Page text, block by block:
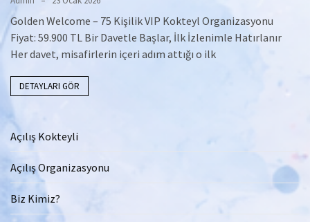
Golden Welcome – 75 Kişilik VIP Kokteyl Organizasyonu
Fiyat: 59.900 TL Bir Davetle Başlar, İlk İzlenimle Hatırlanır
Her davet, misafirlerin içeri adım attığı o ilk
DETAYLARI GÖR
Açılış Kokteyli
Açılış Organizasyonu
Biz Kimiz?